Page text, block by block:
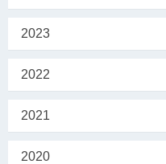
2023
2022
2021
2020